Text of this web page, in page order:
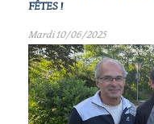
FÊTES !
Mardi 10/06/2025